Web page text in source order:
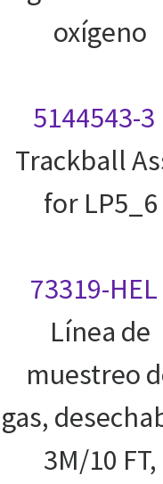
oxígeno
5144543-3
Trackball
for LP5_6
73319-HEL
Línea de
muestreo
gas,
3M/10 FT,